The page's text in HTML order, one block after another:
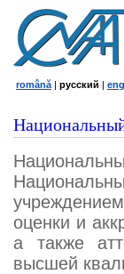
română | русский |
оценки и
а также
высшей